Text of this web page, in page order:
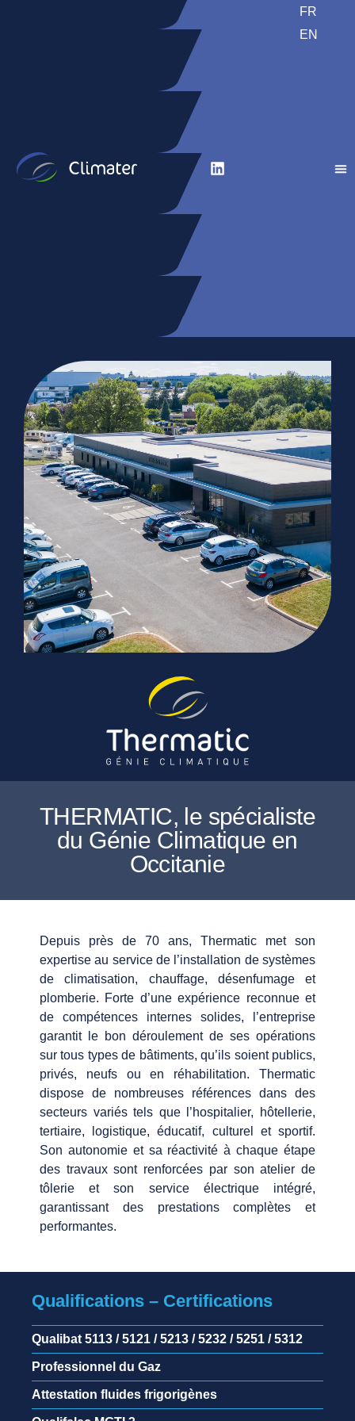
FR
EN
THERMATIC, le spécialiste
du Génie Climatique en
Occitanie
Depuis près de 70 ans, Thermatic met son
expertise au service de l’installation de systèmes
de climatisation, chauffage, désenfumage et
plomberie. Forte d’une expérience reconnue et
de compétences internes solides, l’entreprise
garantit le bon déroulement de ses opérations
sur tous types de bâtiments, qu’ils soient publics,
privés, neufs ou en réhabilitation. Thermatic
dispose de nombreuses références dans des
secteurs variés tels que l’hospitalier, hôtellerie,
tertiaire, logistique, éducatif, culturel et sportif.
Son autonomie et sa réactivité à chaque étape
des travaux sont renforcées par son atelier de
tôlerie et son service électrique intégré,
garantissant des prestations complètes et
performantes.
Qualifications – Certifications
Qualibat 5113 / 5121 / 5213 / 5232 / 5251 / 5312
Professionnel du Gaz
Attestation fluides frigorigènes